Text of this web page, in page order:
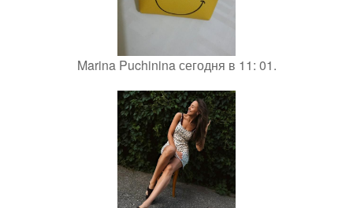
Marina Puchinina сегодня в 11: 01.